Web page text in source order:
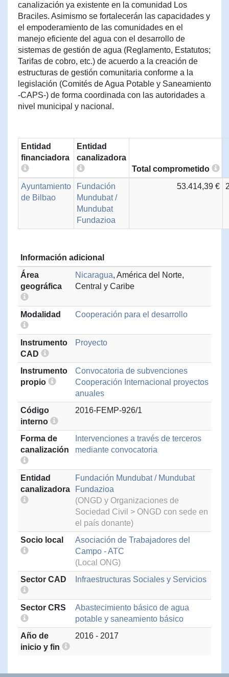
canalización ya existente en la comunidad Los
Braciles. Asimismo se fortalecerán las capacidades y
el empoderamiento de las comunidades en el
manejo eficiente del agua con el desarrollo de
sistemas de gestión de agua (Reglamento, Estatutos;
Tarifas de cobro, etc.) de acuerdo a la creación de
estructuras de gestión comunitaria conforme a la
legislación (Comités de Agua Potable y Saneamiento
-CAPS-) de forma coordinada con las autoridades a
nivel municipal y nacional.
Entidad
financiadora
Entidad
canalizadora
Total comprometido
Ayuntamiento
de Bilbao
Fundación
Mundubat /
Mundubat
Fundazioa
53.414,39 €
Información adicional
Área
geográfica
Nicaragua, América del Norte,
Central y Caribe
Modalidad Cooperación para el desarrollo
Instrumento
CAD
Proyecto
Instrumento
propio
Convocatoria de subvenciones
Cooperación Internacional proyectos
anuales
Código
interno
2016-FEMP-926/1
Forma de
canalización
Intervenciones a través de terceros
mediante convocatoria
Entidad
canalizadora
Fundación Mundubat / Mundubat
Fundazioa
(ONGD y Organizaciones de
Sociedad Civil > ONGD con sede en
el país donante)
Socio local
Asociación de Trabajadores del
Campo - ATC
(Local ONG)
Sector CAD
Infraestructuras Sociales y Servicios
Sector CRS
Abastecimiento básico de agua
potable y saneamiento básico
Año de
inicio y fin
2016 - 2017